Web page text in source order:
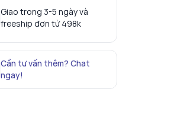
Giao trong 3-5 ngày và
freeship đơn từ 498k
Cần tư vấn thêm? Chat
ngay!